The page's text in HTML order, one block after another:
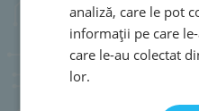
analiză, care le pot
informații pe care
care le-au colectat
lor.